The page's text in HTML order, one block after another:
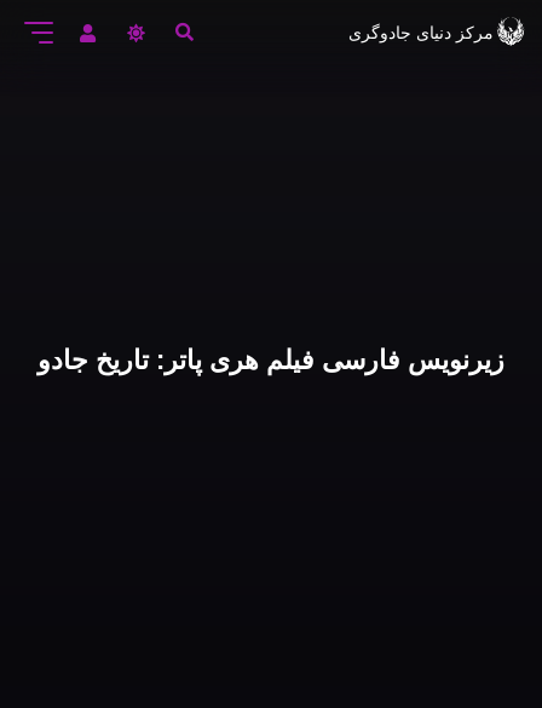
ورود
مرکز دنیای جادوگری
زیرنویس فارسی فیلم هری پاتر: تاریخ جادو